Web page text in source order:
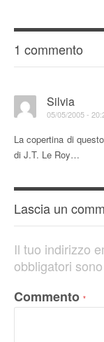
1 commento
Silvia
05/05/2005 -
La copertina di
di J.T. Le Roy…
Lascia un
Il tuo indirizzo
obbligatori
Commento *